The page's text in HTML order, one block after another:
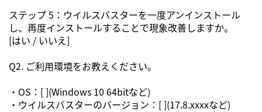
ステップ 5：ウイルスバスターを一度アンインストール
し、再度インストールすることで現象改善しますか。
[はい / いいえ]
Q2. ご利用環境をお教えください。
・OS：[ ](Windows 10 64bitなど)
・ウイルスバスターのバージョン：[ ](17.8.xxxxなど)